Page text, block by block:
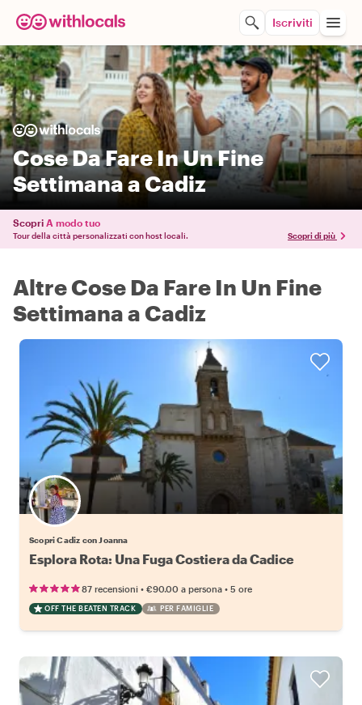
Iscriviti
Cose Da Fare In Un Fine
Settimana a Cadiz
Scopri A modo tuo
Tour della città personalizzati con host locali. Scopri di più
Altre Cose Da Fare In Un Fine
Settimana a Cadiz
Scopri Cadiz con Joanna
Esplora Rota: Una Fuga Costiera da Cadice
87 recensioni • €90.00 a persona • 5 ore
OFF THE BEATEN TRACK PER FAMIGLIE